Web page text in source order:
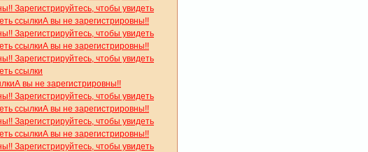
Зарегистрируйтесь, чтобы увидеть
ссылкиА вы не зарегистрировны!!
Зарегистрируйтесь, чтобы увидеть
ссылкиА вы не зарегистрировны!!
Зарегистрируйтесь, чтобы увидеть
ссылки
А вы не зарегистрировны!!
Зарегистрируйтесь, чтобы увидеть
ссылкиА вы не зарегистрировны!!
Зарегистрируйтесь, чтобы увидеть
ссылкиА вы не зарегистрировны!!
Зарегистрируйтесь, чтобы увидеть